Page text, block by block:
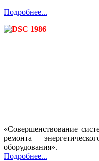
Подробнее...
«Совершенствование
ремонта
оборудования».
Подробнее...